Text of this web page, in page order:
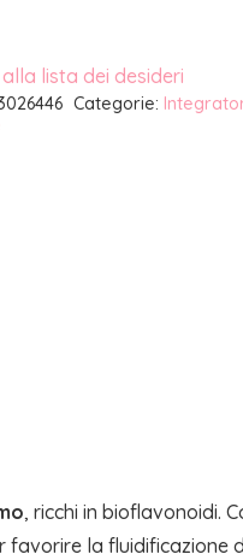
lista dei desideri
Categorie:
, ricchi in bioflavonoidi.
la fluidificazione